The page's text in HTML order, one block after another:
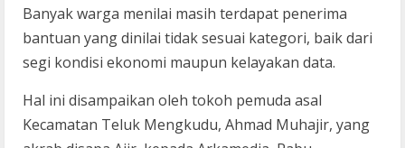
Banyak warga menilai masih terdapat penerima
bantuan yang dinilai tidak sesuai kategori, baik dari
segi kondisi ekonomi maupun kelayakan data.
Hal ini disampaikan oleh tokoh pemuda asal
Kecamatan Teluk Mengkudu, Ahmad Muhajir, yang